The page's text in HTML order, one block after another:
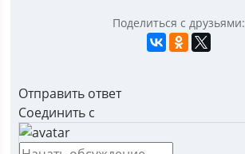
Поделиться с друзьями:
Отправить ответ
Соединить с